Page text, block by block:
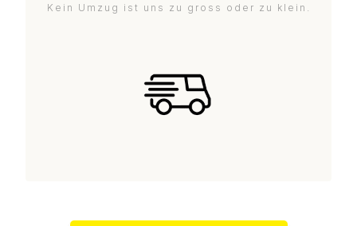
Kein Umzug ist uns zu gross oder zu klein.